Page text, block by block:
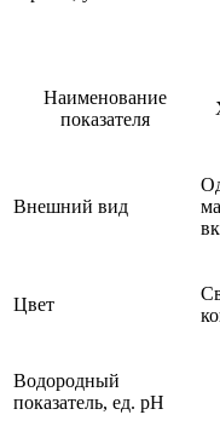
Наименование
показателя
Внешний вид
Цвет
Водородный
показатель, ед. рН